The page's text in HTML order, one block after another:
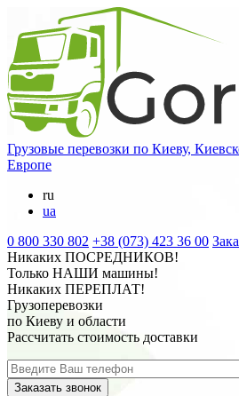
Грузовые перевозки по Киеву,
Европе
ru
ua
0 800 330 802 +38 (073) 423 36 00
Никаких ПОСРЕДНИКОВ!
Только НАШИ машины!
Никаких ПЕРЕПЛАТ!
Грузоперевозки
по Киеву и области
Рассчитать стоимость доставки